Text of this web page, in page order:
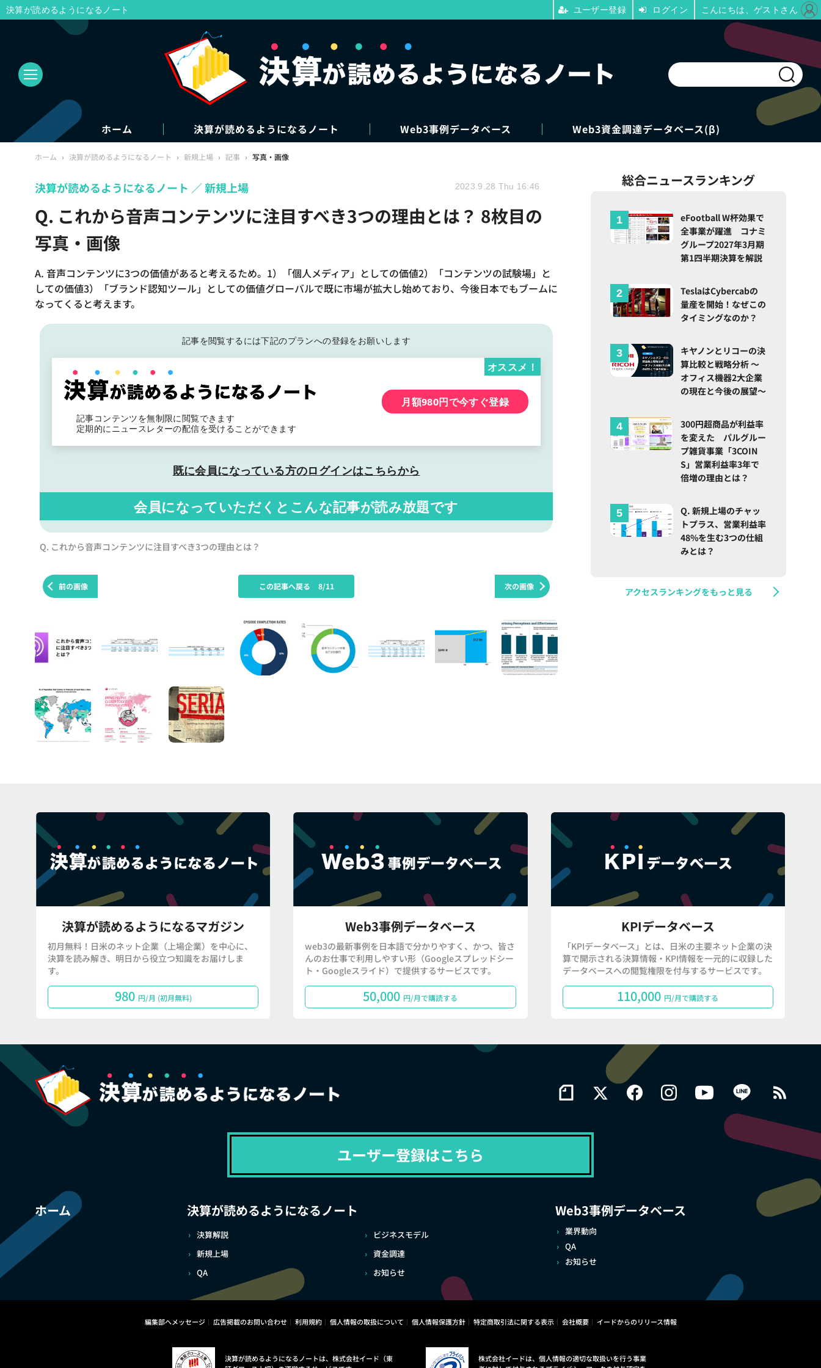
ホーム 決算が読めるようになるノート Web3事例データベース Web3資金調達データベース(β)
ホーム › 決算が読めるようになるノート › 新規上場 › 記事 › 写真・画像
Q. これから音声コンテンツに注目すべき3つの理由とは？ 8枚目の
写真・画像
A. 音声コンテンツに3つの価値があると考えるため。1）「個人メディア」としての価値2）「コンテンツの試験場」と
しての価値3）「ブランド認知ツール」としての価値グローバルで既に市場が拡大し始めており、今後日本でもブームに
なってくると考えます。
決算が読めるようになるノート 新規上場 2023.9.28 Thu 16:46
記事を閲覧するには下記のプランへの登録をお願いします
記事コンテンツを無制限に閲覧できます
定期的にニュースレターの配信を受けることができます
オススメ！
月額980円で今すぐ登録
既に会員になっている方のログインはこちらから
会員になっていただくと こんな記事が読み放題です
Q. これから音声コンテンツに注目すべき3つの理由とは？
前の画像 次の画像
この記事へ戻る 8/11
総合ニュースランキング
eFootball W杯効果で
全事業が躍進 コナミ
グループ2027年3月期
第1四半期決算を解説
TeslaはCybercabの
量産を開始！なぜこの
タイミングなのか？
キヤノンとリコーの決
算比較と戦略分析 ～
オフィス機器2大企業
の現在と今後の展望～
300円超商品が利益率
を変えた パルグルー
プ雑貨事業「3COIN
S」営業利益率3年で
倍増の理由とは？
Q. 新規上場のチャッ
トプラス、営業利益率
48%を生む3つの仕組
みとは？
アクセスランキングをもっと見る
決算が読めるようになるマガジン
初月無料！日米のネット企業（上場企業）を中心に、
決算を読み解き、明日から役立つ知識をお届けしま
す。
980 円/月 (初月無料)
Web3事例データベース
web3の最新事例を日本語で分かりやすく、かつ、皆さ
んのお仕事で利用しやすい形（Googleスプレッドシー
ト・Googleスライド）で提供するサービスです。
50,000 円/月で購読する
KPIデータベース
「KPIデータベース」とは、日米の主要ネット企業の決
算で開示される決算情報・KPI情報を一元的に収録した
データベースへの閲覧権限を付与するサービスです。
110,000 円/月で購読する
ユーザー登録はこちら
ホーム 決算が読めるようになるノート
決算解説
ビジネスモデル
新規上場
資金調達
QA
お知らせ
Web3事例データベース
業界動向
QA
お知らせ
編集部へメッセージ 広告掲載のお問い合わせ 利用規約 個人情報の取扱について 個人情報保護方針 特定商取引法に関する表示 会社概要 イードからのリリース情報
決算が読めるようになるノートは、株式会社イード（東
株式会社イードは、個人情報の適切な取扱いを行う事業
決算が読めるようになるノート ユーザー登録 ログイン こんにちは、ゲストさん